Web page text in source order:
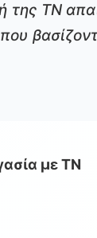
της ΤΝ
με ΤΝ